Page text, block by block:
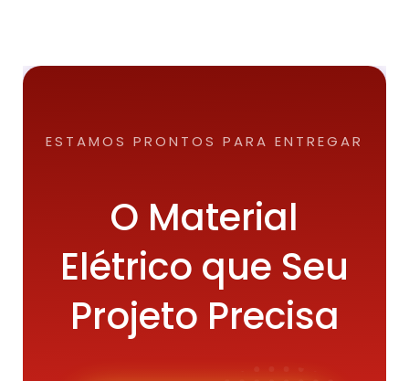
ESTAMOS PRONTOS PARA ENTREGAR
O Material
Elétrico que Seu
Projeto Precisa